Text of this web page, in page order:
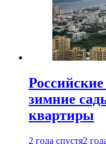
зимние
квартиры
2 года спустя2